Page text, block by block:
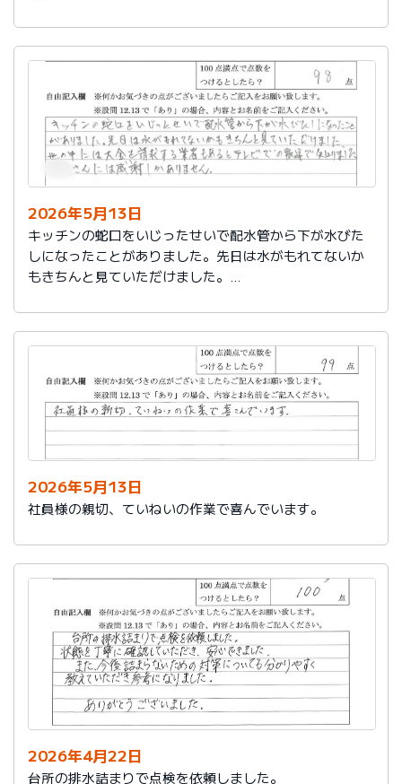
2026年5月13日
キッチンの蛇口をいじったせいで配水管から下が水びた
しになったことがありました。先日は水がもれてないか
もきちんと見ていただけました。
で知りました。
社員さんには感謝しかありません。
2026年5月13日
社員様の親切、ていねいの作業で喜んでいます。
2026年4月22日
台所の排水詰まりで点検を依頼しました。